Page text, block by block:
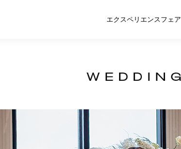
エクスペリエンスフェア